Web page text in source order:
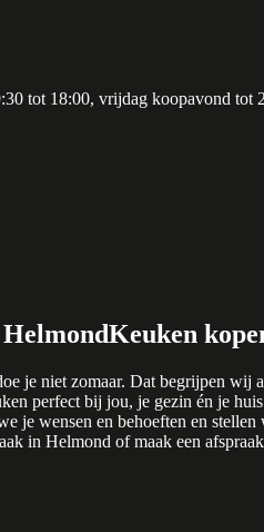
tot 18:00, vrijdag koopavond tot
Keuken
je niet zomaar. Dat begrijpen wij
perfect bij jou, je gezin én je
je wensen en behoeften en
in Helmond of maak een